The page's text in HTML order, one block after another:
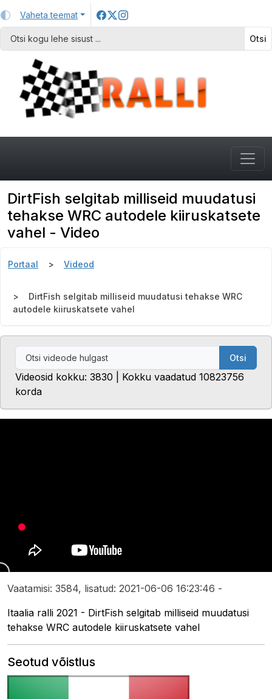
Vaheta teemat
Otsi
DirtFish selgitab milliseid muudatusi
tehakse WRC autodele kiiruskatsete
vahel - Video
Portaal Videod
DirtFish selgitab milliseid muudatusi tehakse WRC
autodele kiiruskatsete vahel
Otsi
Videosid kokku: 3830 | Kokku vaadatud 10823756
korda
Vaatamisi: 3584, lisatud: 2021-06-06 16:23:46 -
Itaalia ralli 2021 - DirtFish selgitab milliseid muudatusi
tehakse WRC autodele kiiruskatsete vahel
Seotud võistlus